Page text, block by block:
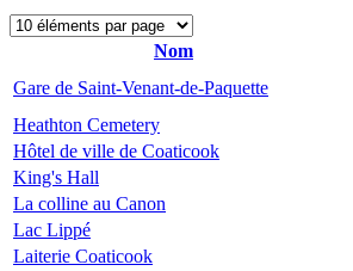
Nom
Gare de Saint-Venant-de-Paquette
Heathton Cemetery
Hôtel de ville de Coaticook
King's Hall
La colline au Canon
Lac Lippé
Laiterie Coaticook